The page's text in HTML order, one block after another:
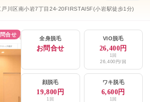
川区南小岩7丁目24-20FIRSTAI5F(小岩駅徒歩1分)
合せ
全身脱毛
お問合せ
VIO脱毛
26,400円
1回
26,400円/回
顔脱毛
19,800円
1回
ワキ脱毛
6,600円
1回